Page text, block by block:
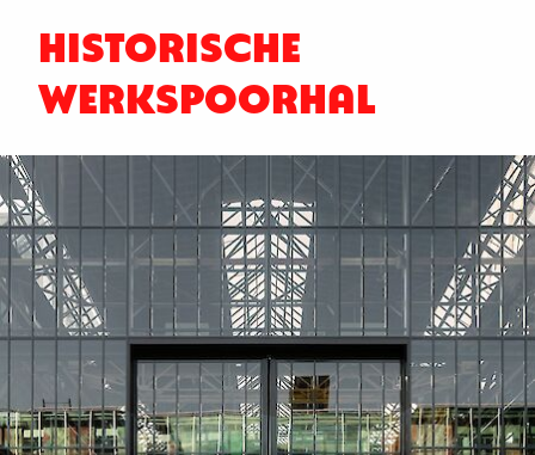
HISTORISCHE
WERKSPOORHAL